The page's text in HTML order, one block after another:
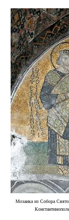
Мозаика из Собора